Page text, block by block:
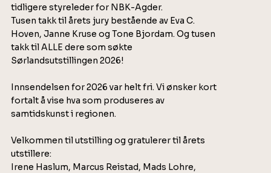
tidligere styreleder for NBK-Agder.
Tusen takk til årets jury bestående av Eva C.
Hoven, Janne Kruse og Tone Bjordam. Og tusen
takk til ALLE dere som søkte
Sørlandsutstillingen 2026!​
Innsendelsen for 2026 var helt fri. Vi ønsker kort
fortalt å vise hva som produseres av
samtidskunst i regionen.
Velkommen til utstilling og gratulerer til årets
utstillere:
Irene Haslum, Marcus Reistad, Mads Lohre,